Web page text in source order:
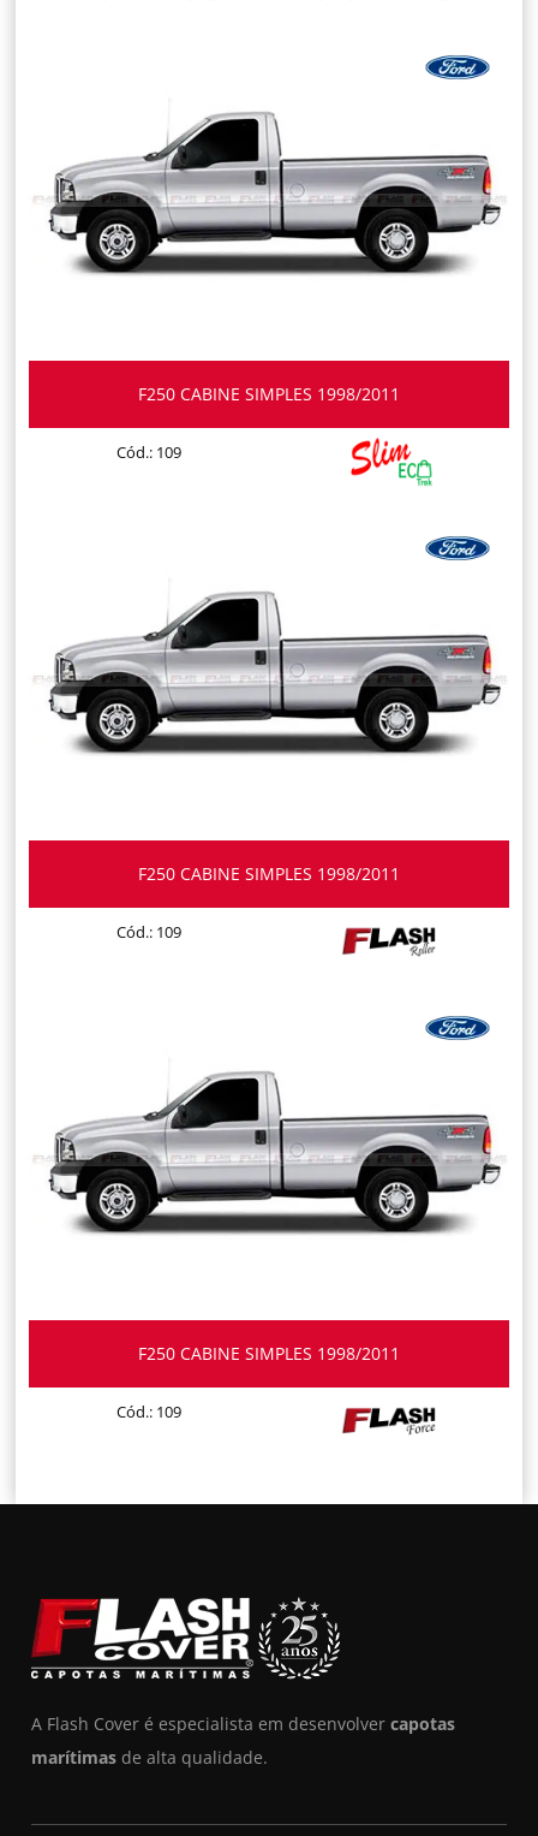
F250 CABINE SIMPLES 1998/2011
Cód.: 109
F250 CABINE SIMPLES 1998/2011
Cód.: 109
F250 CABINE SIMPLES 1998/2011
Cód.: 109
A Flash Cover é especialista em desenvolver capotas
marítimas de alta qualidade.